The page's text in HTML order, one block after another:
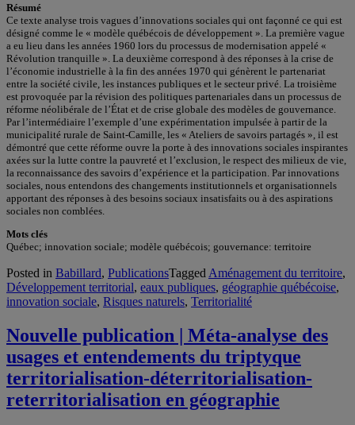
Résumé
Ce texte analyse trois vagues d’innovations sociales qui ont façonné ce qui est
désigné comme le « modèle québécois de développement ». La première vague
a eu lieu dans les années 1960 lors du processus de modernisation appelé «
Révolution tranquille ». La deuxième correspond à des réponses à la crise de
l’économie industrielle à la fin des années 1970 qui génèrent le partenariat
entre la société civile, les instances publiques et le secteur privé. La troisième
est provoquée par la révision des politiques partenariales dans un processus de
réforme néolibérale de l’État et de crise globale des modèles de gouvernance.
Par l’intermédiaire l’exemple d’une expérimentation impulsée à partir de la
municipalité rurale de Saint-Camille, les « Ateliers de savoirs partagés », il est
démontré que cette réforme ouvre la porte à des innovations sociales inspirantes
axées sur la lutte contre la pauvreté et l’exclusion, le respect des milieux de vie,
la reconnaissance des savoirs d’expérience et la participation. Par innovations
sociales, nous entendons des changements institutionnels et organisationnels
apportant des réponses à des besoins sociaux insatisfaits ou à des aspirations
sociales non comblées.
Mots clés
Québec; innovation sociale; modèle québécois; gouvernance: territoire
Posted in Babillard, PublicationsTagged Aménagement du territoire,
Développement territorial, eaux publiques, géographie québécoise,
innovation sociale, Risques naturels, Territorialité
Nouvelle publication | Méta-analyse des
usages et entendements du triptyque
territorialisation-déterritorialisation-
reterritorialisation en géographie